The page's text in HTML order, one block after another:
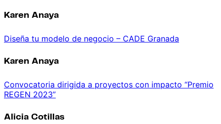
Karen Anaya
Diseña tu modelo de negocio – CADE Granada
Karen Anaya
Convocatoria dirigida a proyectos con impacto “Premio
REGEN 2023”
Alicia Cotillas